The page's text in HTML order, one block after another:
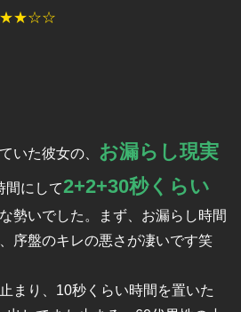
★★★☆☆
いた彼女の、
お漏らし現実
間にして2+2+30秒くらい
勢いでした。まず、お漏らし時間
序盤のキレの悪さが凄いです笑
まり、10秒くらい時間を置いた